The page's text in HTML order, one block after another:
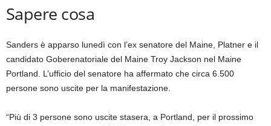
Sapere cosa
Sanders è apparso lunedì con l’ex senatore del Maine, Platner e il
candidato Goberenatoriale del Maine Troy Jackson nel Maine
Portland. L’ufficio del senatore ha affermato che circa 6.500
persone sono uscite per la manifestazione.
“Più di 3 persone sono uscite stasera, a Portland, per il prossimo